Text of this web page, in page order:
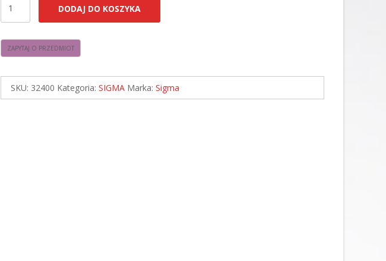
MERCI
1
plafon
czarny
DODAJ DO KOSZYKA
SKU: 32400 Kategoria: SIGMA Marka: Sigma